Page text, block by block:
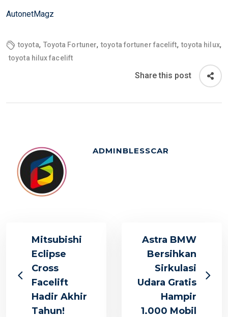
AutonetMagz
toyota, Toyota Fortuner, toyota fortuner facelift, toyota hilux,
toyota hilux facelift
Share this post
ADMINBLESSCAR
Mitsubishi
Eclipse
Cross
Facelift
Hadir Akhir
Tahun!
Astra BMW
Bersihkan
Sirkulasi
Udara Gratis
Hampir
1.000 Mobil